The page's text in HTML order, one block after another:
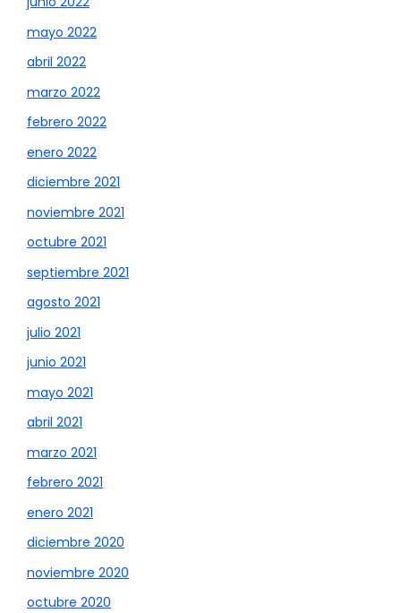
mayo 2022
abril 2022
marzo 2022
febrero 2022
enero 2022
diciembre 2021
noviembre 2021
octubre 2021
septiembre 2021
agosto 2021
julio 2021
junio 2021
mayo 2021
abril 2021
marzo 2021
febrero 2021
enero 2021
diciembre 2020
noviembre 2020
octubre 2020